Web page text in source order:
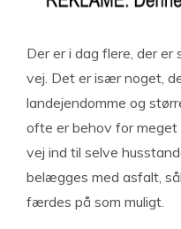
Der er i dag flere, der
vej. Det er især noget,
landejendomme og
ofte er behov for meget
vej ind til selve
belægges med asfalt,
færdes på som muligt.